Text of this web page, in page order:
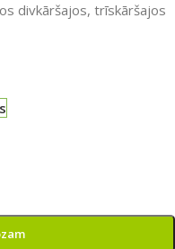
divkāršajos, trīskāršajos